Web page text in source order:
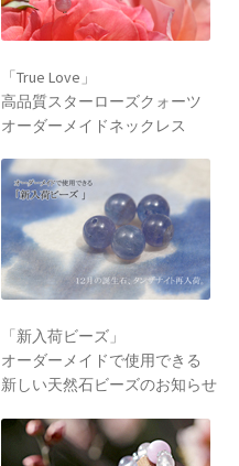
「True Love」
高品質スターローズクォーツ
オーダーメイドネックレス
「新入荷ビーズ」
オーダーメイドで使用できる
新しい天然石ビーズのお知らせ